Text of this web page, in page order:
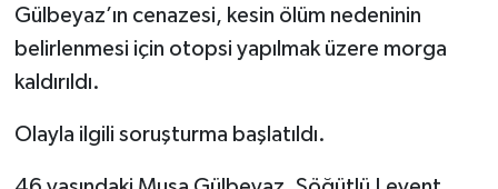
Gülbeyaz’ın cenazesi, kesin ölüm nedeninin
belirlenmesi için otopsi yapılmak üzere morga
kaldırıldı.
Olayla ilgili soruşturma başlatıldı.